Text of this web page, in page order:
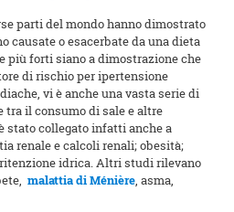
parti del mondo hanno dimostrato
causate o esacerbate da una dieta
più forti siano a dimostrazione che
di rischio per ipertensione
vi è anche una vasta serie di
tra il consumo di sale e altre
stato collegato infatti anche a
renale e calcoli renali; obesità;
idrica. Altri studi rilevano
malattia di Ménière, asma,